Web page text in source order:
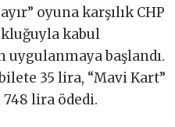
oyuna karşılık CHP
kabul
uygulanmaya başlandı.
35 lira, “Mavi Kart”
lira ödedi.